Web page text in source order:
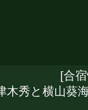
[合
木秀と横山葵